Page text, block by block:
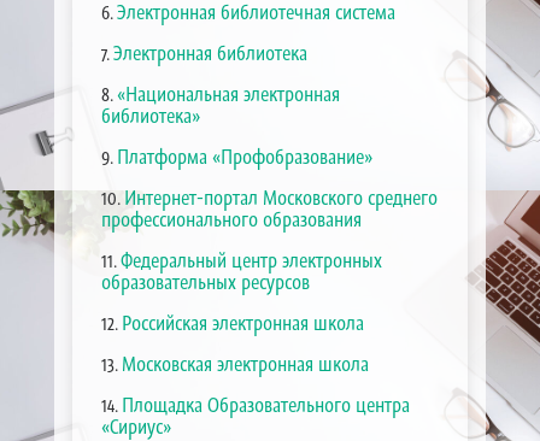
6.Электронная библиотечная система
7.Электронная библиотека
8.«Национальная электронная
библиотека»
9. Платформа «Профобразование»
10. Интернет-портал Московского среднего
профессионального образования
11.Федеральный центр электронных
образовательных ресурсов
12. Российская электронная школа
13. Московская электронная школа
14. Площадка Образовательного центра
«Сириус»